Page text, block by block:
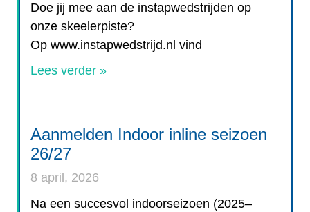
Doe jij mee aan de instapwedstrijden op
onze skeelerpiste?
Op www.instapwedstrijd.nl vind
Lees verder »
Aanmelden Indoor inline seizoen
26/27
8 april, 2026
Na een succesvol indoorseizoen (2025–